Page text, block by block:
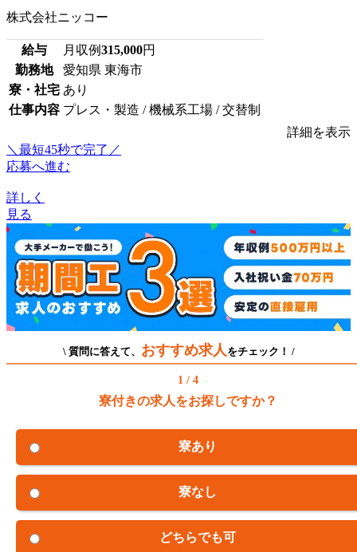
株式会社ニッコー
給与 月収例315,000円
勤務地
愛知県 東海市
寮・社宅 あり
仕事内容 プレス・製造 / 機械系工場 / 交替制
詳細を表示
＼最短45秒で完了／
応募へ進む
詳しく
見る
\ 質問に答えて、 おすすめ求人 をチェック！ /
1 / 4
寮付きの求人をお探しですか？
寮あり
寮なし
どちらでも可